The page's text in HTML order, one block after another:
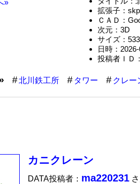
»
拡張子：skp
ＣＡＤ：
次元：3D
サイズ：
日時：
投稿者ＩＤ：
北川鉄工所 タワー クレー
カニクレーン
DATA投稿者： ma220231